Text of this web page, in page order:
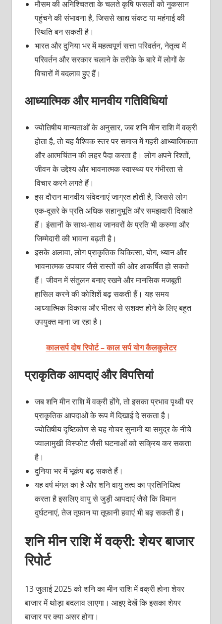
मौसम की अनिश्चितता के चलते कृषि फसलों को नुकसान
पहुंचने की संभावना है, जिससे खाद्य संकट या महंगाई की
स्थिति बन सकती है।
भारत और दुनिया भर में महत्वपूर्ण सत्ता परिवर्तन, नेतृत्व में
परिवर्तन और सरकार चलाने के तरीके के बारे में लोगों के
विचारों में बदलाव हुए हैं।
आध्यात्मिक और मानवीय गतिविधियां
ज्योतिषीय मान्यताओं के अनुसार, जब शनि मीन राशि में वक्री
होता है, तो यह वैश्विक स्तर पर समाज में गहरी आध्यात्मिकता
और आत्मचिंतन की लहर पैदा करता है। लोग अपने रिश्तों,
जीवन के उद्देश्य और भावनात्मक स्वास्थ्य पर गंभीरता से
विचार करने लगते हैं।
इस दौरान मानवीय संवेदनाएं जाग्रत होती है, जिससे लोग
एक-दूसरे के प्रति अधिक सहानुभूति और समझदारी दिखाते
हैं। इंसानों के साथ-साथ जानवरों के प्रति भी करुणा और
जिम्मेदारी की भावना बढ़ती है।
इसके अलावा, लोग प्राकृतिक चिकित्सा, योग, ध्यान और
भावनात्मक उपचार जैसे रास्तों की ओर आकर्षित हो सकते
हैं। जीवन में संतुलन बनाए रखने और मानसिक मजबूती
हासिल करने की कोशिशें बढ़ सकती हैं। यह समय
आध्यात्मिक विकास और भीतर से सशक्त होने के लिए बहुत
उपयुक्त माना जा रहा है।
कालसर्प दोष रिपोर्ट – काल सर्प योग कैलकुलेटर
प्राकृतिक आपदाएं और विपत्तियां
जब शनि मीन राशि में वक्री होंगे, तो इसका प्रभाव पृथ्वी पर
प्राकृतिक आपदाओं के रूप में दिखाई दे सकता है।
ज्योतिषीय दृष्टिकोण से यह गोचर सुनामी या समुद्र के नीचे
ज्वालामुखी विस्फोट जैसी घटनाओं को सक्रिय कर सकता
है।
दुनिया भर में भूकंप बढ़ सकते हैं।
यह वर्ष मंगल का है और शनि वायु तत्व का प्रतिनिधित्व
करता है इसलिए वायु से जुड़ी आपदाएं जैसे कि विमान
दुर्घटनाएं, तेज तूफान या तूफानी हवाएं भी बढ़ सकती हैं।
शनि मीन राशि में वक्री: शेयर बाजार
रिपोर्ट
13 जुलाई 2025 को शनि का मीन राशि में वक्री होना शेयर
बाजार में थोड़ा बदलाव लाएगा। आइए देखें कि इसका शेयर
बाजार पर क्या असर होगा।